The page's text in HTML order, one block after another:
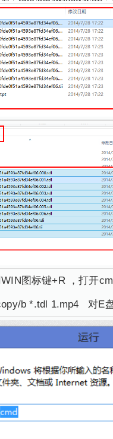
WIN图标键+R ，打开
b *.tdl 1.mp4 对E